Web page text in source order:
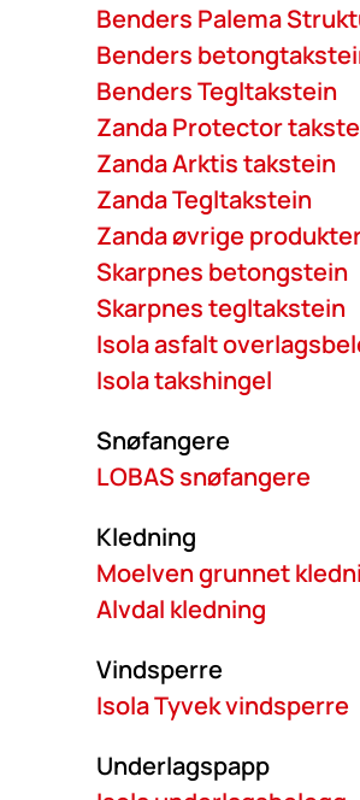
Benders Palema
Benders
Benders Tegltakstein
Zanda Protector
Zanda Arktis takstein
Zanda Tegltakstein
Zanda øvrige
Skarpnes betongstein
Skarpnes tegltakstein
Isola asfalt
Isola takshingel
Snøfangere
LOBAS snøfangere
Kledning
Moelven grunnet
Alvdal kledning
Vindsperre
Isola Tyvek vindsperre
Underlagspapp